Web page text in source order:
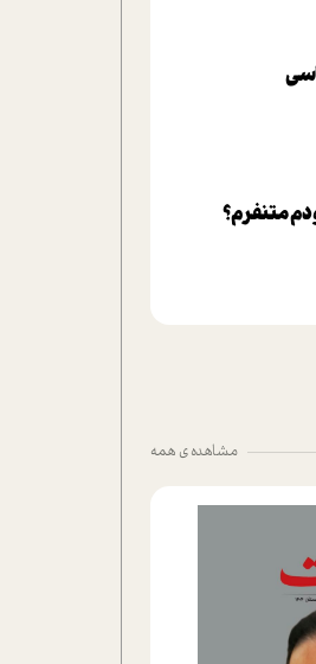
متنفرم؟
مشاهده ی همه